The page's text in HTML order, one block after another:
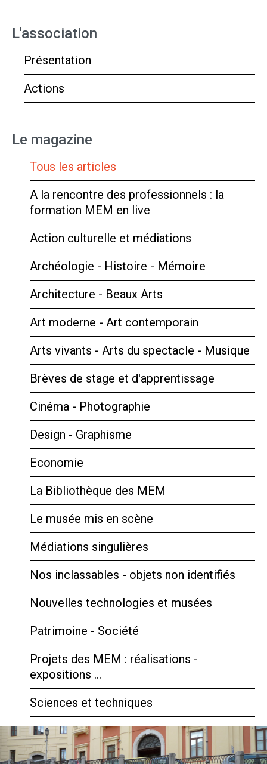
L'association
Présentation
Actions
Le magazine
Tous les articles
A la rencontre des professionnels : la
formation MEM en live
Action culturelle et médiations
Archéologie - Histoire - Mémoire
Architecture - Beaux Arts
Art moderne - Art contemporain
Arts vivants - Arts du spectacle - Musique
Brèves de stage et d'apprentissage
Cinéma - Photographie
Design - Graphisme
Economie
La Bibliothèque des MEM
Le musée mis en scène
Médiations singulières
Nos inclassables - objets non identifiés
Nouvelles technologies et musées
Patrimoine - Société
Projets des MEM : réalisations -
expositions …
Sciences et techniques